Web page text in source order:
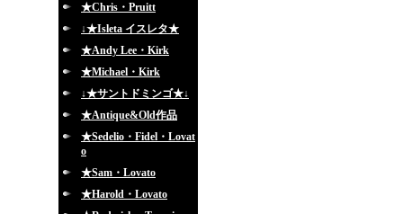
★Chris・Pruitt
↓★Isleta イスレタ★
★Andy Lee・Kirk
★Michael・Kirk
↓★サントドミンゴ★↓
★Antique&Old作品
★Sedelio・Fidel・Lovat
o
★Sam・Lovato
★Harold・Lovato